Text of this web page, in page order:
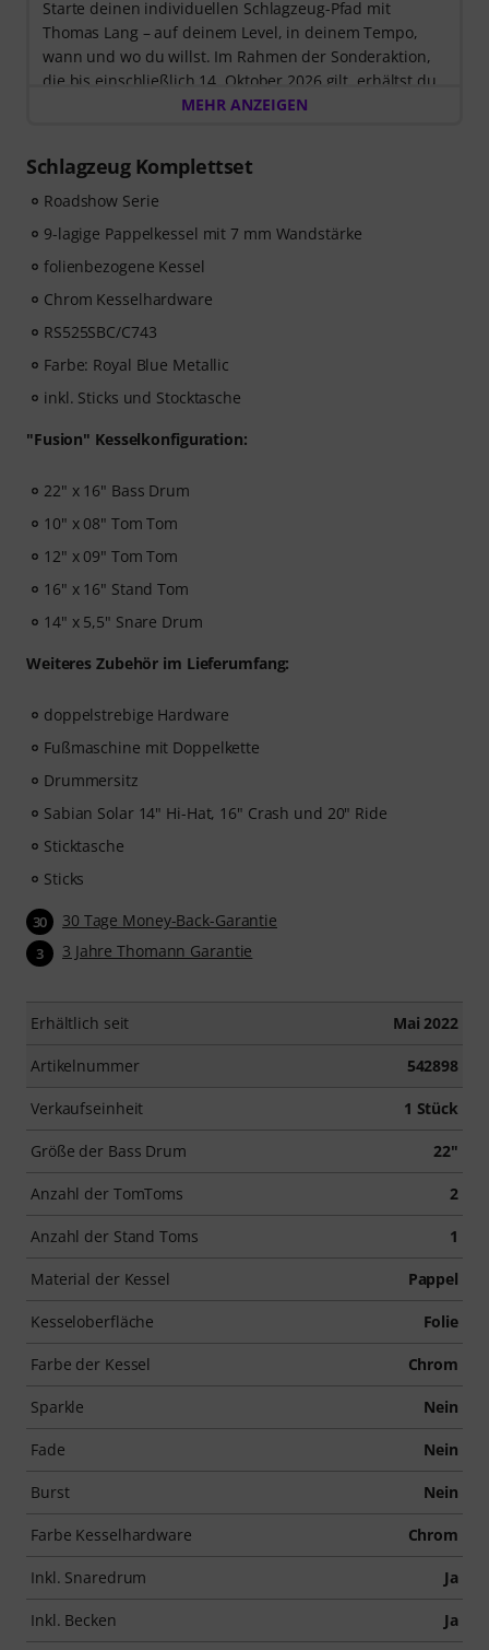
Starte deinen individuellen Schlagzeug-Pfad mit
Thomas Lang – auf deinem Level, in deinem Tempo,
wann und wo du willst. Im Rahmen der Sonderaktion,
die bis einschließlich 14. Oktober 2026 gilt, erhältst du
3 Monate exklusiven Zugang zur MyGroove School of
MEHR ANZEIGEN
Schlagzeug Komplettset
Roadshow Serie
9-lagige Pappelkessel mit 7 mm Wandstärke
folienbezogene Kessel
Chrom Kesselhardware
RS525SBC/C743
Farbe: Royal Blue Metallic
inkl. Sticks und Stocktasche
"Fusion" Kesselkonfiguration:
22" x 16" Bass Drum
10" x 08" Tom Tom
12" x 09" Tom Tom
16" x 16" Stand Tom
14" x 5,5" Snare Drum
Weiteres Zubehör im Lieferumfang:
doppelstrebige Hardware
Fußmaschine mit Doppelkette
Drummersitz
Sabian Solar 14" Hi-Hat, 16" Crash und 20" Ride
Sticktasche
Sticks
30 30 Tage Money-Back-Garantie
3 3 Jahre Thomann Garantie
Erhältlich seit Mai 2022
Artikelnummer 542898
Verkaufseinheit 1 Stück
Größe der Bass Drum 22"
Anzahl der TomToms 2
Anzahl der Stand Toms 1
Material der Kessel Pappel
Kesseloberfläche Folie
Farbe der Kessel Chrom
Sparkle Nein
Fade Nein
Burst Nein
Farbe Kesselhardware Chrom
Inkl. Snaredrum Ja
Inkl. Becken Ja